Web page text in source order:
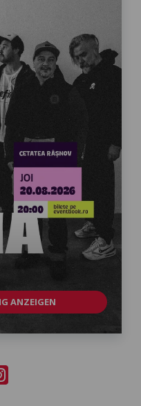
ANZEIGEN